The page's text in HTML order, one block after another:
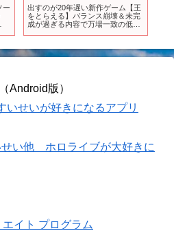
ー
出すのが20年遅い新作ゲーム【王
をとらえる】バランス崩壊＆未完
成が過ぎる内容で万場一致の低評
Android版）
せいが好きになるアプリ
い他 ホロライブが大好きに
イト プログラム